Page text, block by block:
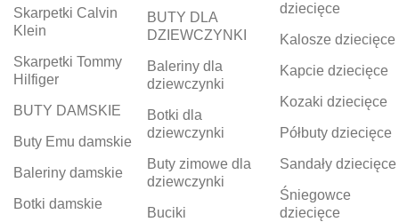
Skarpetki Calvin
Klein
Skarpetki Tommy
Hilfiger
BUTY DAMSKIE
Buty Emu damskie
Baleriny damskie
Botki damskie
BUTY DLA
DZIEWCZYNKI
Baleriny dla
dziewczynki
Botki dla
dziewczynki
Buty zimowe dla
dziewczynki
Buciki
dziecięce
Kalosze dziecięce
Kapcie dziecięce
Kozaki dziecięce
Półbuty dziecięce
Sandały dziecięce
Śniegowce
dziecięce